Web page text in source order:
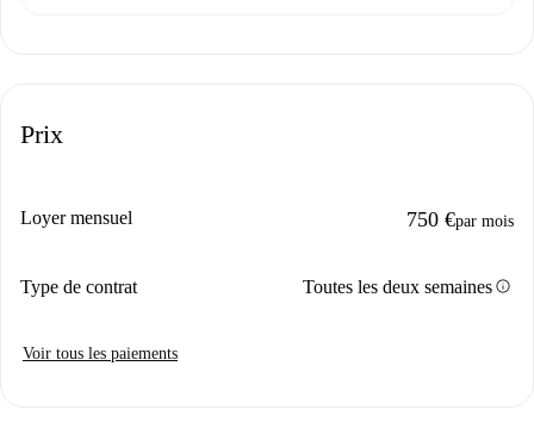
Prix
Loyer mensuel 750 €par mois
Type de contrat Toutes les deux semainesinfo
Voir tous les paiements